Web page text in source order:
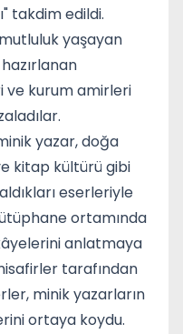
takdim edildi.
yaşayan
ve kurum amirleri
yazar, doğa
kitap kültürü gibi
eserleriyle
ortamında
anlatmaya
tarafından
minik yazarların
ortaya koydu.